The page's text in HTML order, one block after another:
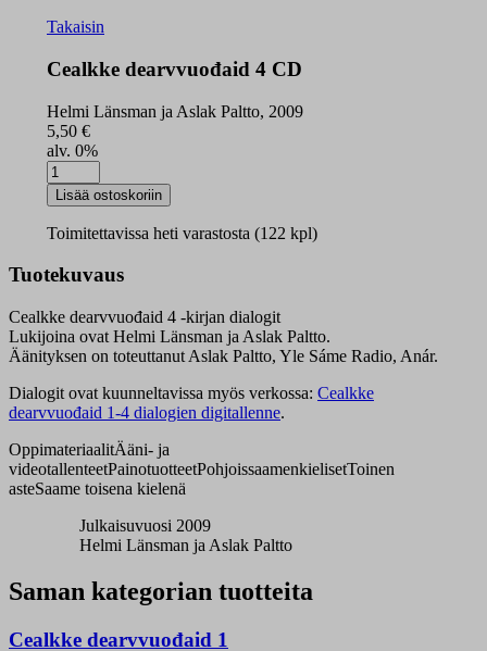
Takaisin
Cealkke dearvvuođaid 4 CD
Helmi Länsman ja Aslak Paltto, 2009
5,50 €
alv. 0%
Cealkke
dearvvuođaid
4
CD
Lisää ostoskoriin
Toimitettavissa heti varastosta (122 kpl)
Tuotekuvaus
Cealkke dearvvuođaid 4 -kirjan dialogit
Lukijoina ovat Helmi Länsman ja Aslak Paltto.
Äänityksen on toteuttanut Aslak Paltto, Yle Sáme Radio, Anár.
Dialogit ovat kuunneltavissa myös verkossa: Cealkke
dearvvuođaid 1-4 dialogien digitallenne.
OppimateriaalitÄäni- ja
videotallenteetPainotuotteetPohjoissaamenkielisetToinen
asteSaame toisena kielenä
Julkaisuvuosi 2009
Helmi Länsman ja Aslak Paltto
Saman kategorian tuotteita
Cealkke dearvvuođaid 1